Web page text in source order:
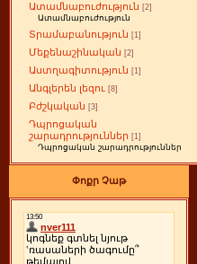
Ատամնաբուժություն [2]
Ատամնաբուժություն
Տրամաբանություն [1]
Մեքենաշինական [2]
Աստղագիտություն [1]
Անգլերեն լեզու [8]
Բժշկական [3]
Դպրոցական
շարադրություններ [1]
Դպրոցական շարադրություններ
Փոքր Չաթ